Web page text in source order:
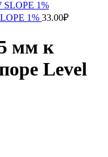
1% 33.00₽
мм к
Level